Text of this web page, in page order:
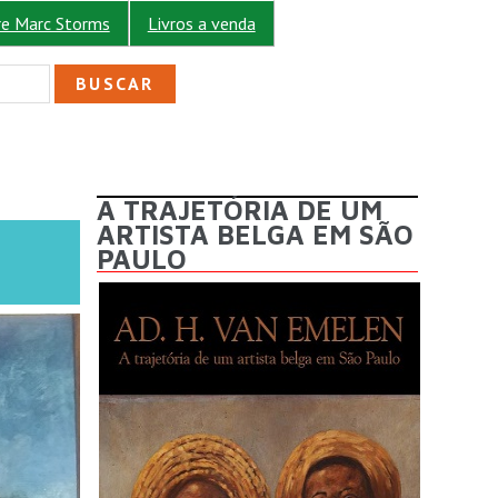
Marc Storms Livros a venda
DE BUSCA
A TRAJETÓRIA DE UM
ARTISTA BELGA EM SÃO
PAULO